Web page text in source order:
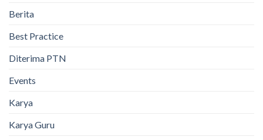
Berita
Best Practice
Diterima PTN
Events
Karya
Karya Guru